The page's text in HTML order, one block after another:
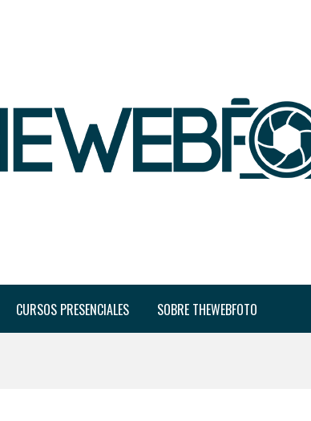
CURSOS PRESENCIALES SOBRE THEWEBFOTO